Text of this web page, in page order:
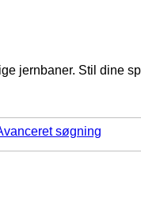
jernbaner. Stil dine
søgning